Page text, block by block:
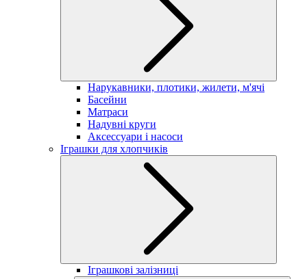
Нарукавники, плотики, жилети, м'ячі
Басейни
Матраси
Надувні круги
Аксессуари і насоси
Іграшки для хлопчиків
Іграшкові залізниці